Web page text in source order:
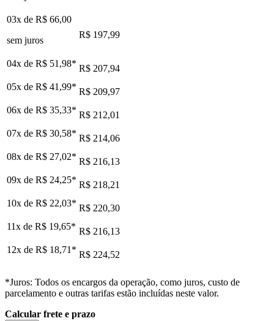
03x de R$ 66,00
sem juros
R$ 197,99
04x de R$ 51,98* R$ 207,94
05x de R$ 41,99* R$ 209,97
06x de R$ 35,33* R$ 212,01
07x de R$ 30,58* R$ 214,06
08x de R$ 27,02* R$ 216,13
09x de R$ 24,25* R$ 218,21
10x de R$ 22,03* R$ 220,30
11x de R$ 19,65* R$ 216,13
12x de R$ 18,71* R$ 224,52
*Juros: Todos os encargos da operação, como juros, custo de
parcelamento e outras tarifas estão incluídas neste valor.
Calcular frete e prazo